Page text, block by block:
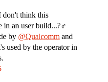
don't think this
in an user build...?‍♂️
by @Qualcomm and
used by the operator in